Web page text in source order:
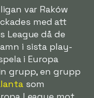
var Raków
med att
League då de
i sista play-
i Europa
grupp, en grupp
som